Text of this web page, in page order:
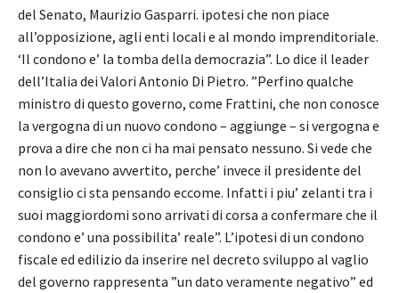
del Senato, Maurizio Gasparri. ipotesi che non piace
all’opposizione, agli enti locali e al mondo imprenditoriale.
‘Il condono e’ la tomba della democrazia”. Lo dice il leader
dell’Italia dei Valori Antonio Di Pietro. ”Perfino qualche
ministro di questo governo, come Frattini, che non conosce
la vergogna di un nuovo condono – aggiunge – si vergogna e
prova a dire che non ci ha mai pensato nessuno. Si vede che
non lo avevano avvertito, perche’ invece il presidente del
consiglio ci sta pensando eccome. Infatti i piu’ zelanti tra i
suoi maggiordomi sono arrivati di corsa a confermare che il
condono e’ una possibilita’ reale”. L’ipotesi di un condono
fiscale ed edilizio da inserire nel decreto sviluppo al vaglio
del governo rappresenta ”un dato veramente negativo” ed